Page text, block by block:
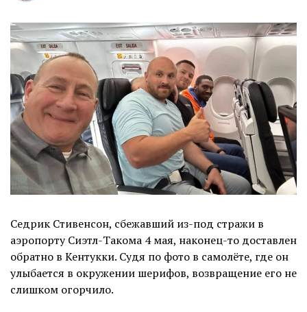
Седрик Стивенсон, сбежавший из-под стражи в
аэропорту Сиэтл-Такома 4 мая, наконец-то доставлен
обратно в Кентукки. Судя по фото в самолёте, где он
улыбается в окружении шерифов, возвращение его не
слишком огорчило.